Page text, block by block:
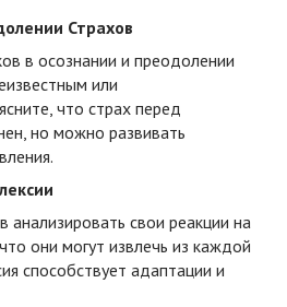
Страхов
в осознании и преодолении
или
что страх перед
но можно развивать
свои реакции на
они могут извлечь из каждой
способствует адаптации и